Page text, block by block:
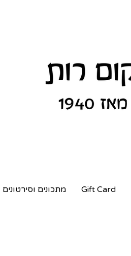
Gift Card מתכונים וסירטונים